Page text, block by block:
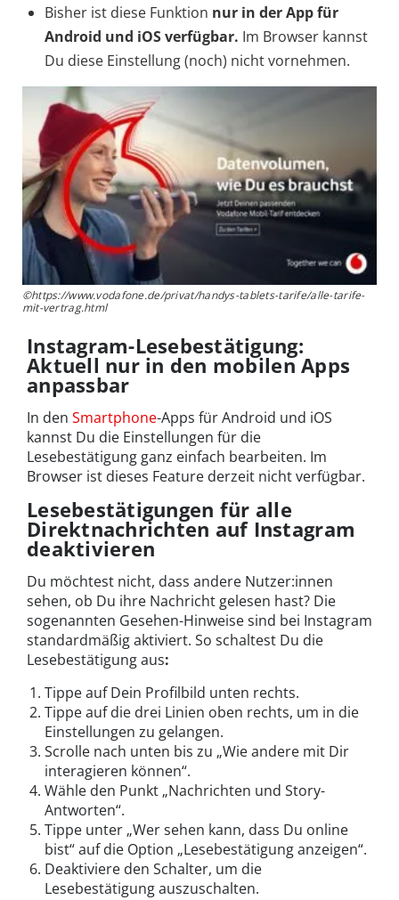
Bisher ist diese Funktion nur in der App für
Android und iOS verfügbar. Im Browser kannst
Du diese Einstellung (noch) nicht vornehmen.
©https://www.vodafone.de/privat/handys-tablets-tarife/alle-tarife-
mit-vertrag.html
Instagram-Lesebestätigung:
Aktuell nur in den mobilen Apps
anpassbar
In den Smartphone-Apps für Android und iOS
kannst Du die Einstellungen für die
Lesebestätigung ganz einfach bearbeiten. Im
Browser ist dieses Feature derzeit nicht verfügbar.
Lesebestätigungen für alle
Direktnachrichten auf Instagram
deaktivieren
Du möchtest nicht, dass andere Nutzer:innen
sehen, ob Du ihre Nachricht gelesen hast? Die
sogenannten Gesehen-Hinweise sind bei Instagram
standardmäßig aktiviert. So schaltest Du die
Lesebestätigung aus:
Tippe auf Dein Profilbild unten rechts.
Tippe auf die drei Linien oben rechts, um in die
Einstellungen zu gelangen.
Scrolle nach unten bis zu „Wie andere mit Dir
interagieren können“.
Wähle den Punkt „Nachrichten und Story-
Antworten“.
Tippe unter „Wer sehen kann, dass Du online
bist“ auf die Option „Lesebestätigung anzeigen“.
Deaktiviere den Schalter, um die
Lesebestätigung auszuschalten.